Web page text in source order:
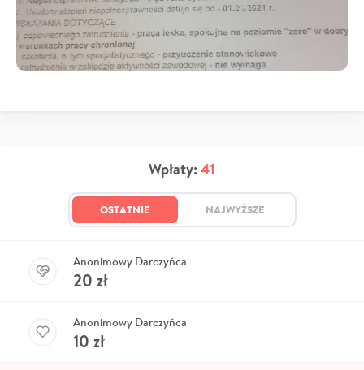
Wpłaty: 41
OSTATNIE NAJWYŻSZE
Anonimowy Darczyńca
20 zł
Anonimowy Darczyńca
10 zł